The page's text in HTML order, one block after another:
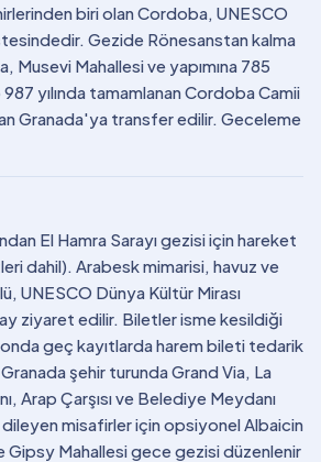
biri olan Cordoba, UNESCO
Gezide Rönesanstan kalma
Musevi Mahallesi ve yapımına 785
987 yılında tamamlanan Cordoba Camii
Granada'ya transfer edilir. Geceleme
El Hamra Sarayı gezisi için hareket
dahil). Arabesk mimarisi, havuz ve
UNESCO Dünya Kültür Mirası
ziyaret edilir. Biletler isme kesildiği
geç kayıtlarda harem bileti tedarik
şehir turunda Grand Via, La
Arap Çarşısı ve Belediye Meydanı
misafirler için opsiyonel Albaicin
Mahallesi gece gezisi düzenlenir